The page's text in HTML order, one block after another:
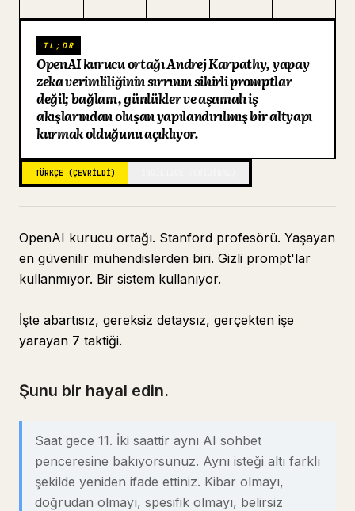
Blog
Güncellemeler
TL;DR
OpenAI kurucu ortağı Andrej Karpathy, yapay
zeka verimliliğinin sırrının sihirli promptlar
değil; bağlam, günlükler ve aşamalı iş
akışlarından oluşan yapılandırılmış bir altyapı
kurmak olduğunu açıklıyor.
TÜRKÇE (ÇEVRILDI)
OpenAI kurucu ortağı. Stanford profesörü. Yaşayan
en güvenilir mühendislerden biri. Gizli prompt'lar
kullanmıyor. Bir sistem kullanıyor.
İşte abartısız, gereksiz detaysız, gerçekten işe
yarayan 7 taktiği.
Şunu bir hayal edin.
Saat gece 11. İki saattir aynı AI sohbet
penceresine bakıyorsunuz. Aynı isteği altı farklı
şekilde yeniden ifade ettiniz. Kibar olmayı,
doğrudan olmayı, spesifik olmayı, belirsiz